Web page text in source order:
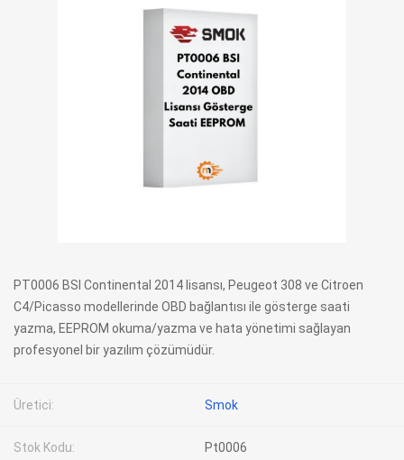
PT0006 BSI Continental 2014 lisansı, Peugeot 308 ve Citroen
C4/Picasso modellerinde OBD bağlantısı ile gösterge saati
yazma, EEPROM okuma/yazma ve hata yönetimi sağlayan
profesyonel bir yazılım çözümüdür.
Üretici: Smok
Stok Kodu: Pt0006